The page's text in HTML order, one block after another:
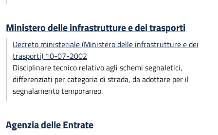
Ministero delle infrastrutture e dei trasporti
Decreto ministeriale (Ministero delle infrastrutture e dei
trasporti) 10-07-2002
Disciplinare tecnico relativo agli schemi segnaletici,
differenziati per categoria di strada, da adottare per il
segnalamento temporaneo.
Agenzia delle Entrate